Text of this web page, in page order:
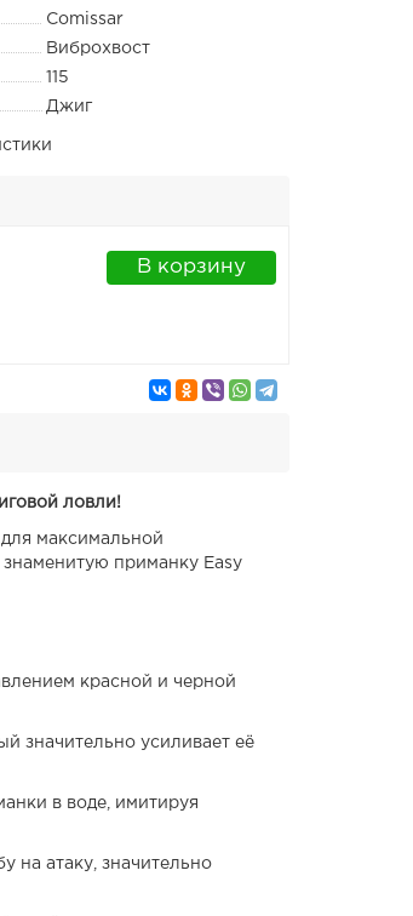
Comissar
Виброхвост
115
Джиг
В корзину
ловли!
максимальной
приманку Easy
красной и черной
значительно усиливает её
в воде, имитируя
на атаку, значительно